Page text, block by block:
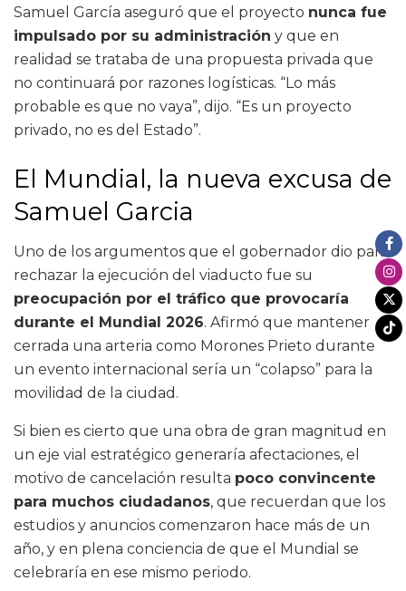
Samuel García aseguró que el proyecto nunca fue
impulsado por su administración y que en
realidad se trataba de una propuesta privada que
no continuará por razones logísticas. “Lo más
probable es que no vaya”, dijo. “Es un proyecto
privado, no es del Estado”.
El Mundial, la nueva excusa de
Samuel Garcia
Uno de los argumentos que el gobernador dio para
rechazar la ejecución del viaducto fue su
preocupación por el tráfico que provocaría
durante el Mundial 2026. Afirmó que mantener
cerrada una arteria como Morones Prieto durante
un evento internacional sería un “colapso” para la
movilidad de la ciudad.
Si bien es cierto que una obra de gran magnitud en
un eje vial estratégico generaría afectaciones, el
motivo de cancelación resulta poco convincente
para muchos ciudadanos, que recuerdan que los
estudios y anuncios comenzaron hace más de un
año, y en plena conciencia de que el Mundial se
celebraría en ese mismo periodo.